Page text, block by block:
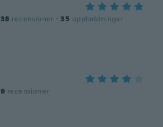
38 recensioner · 35 uppladdningar
9 recensioner